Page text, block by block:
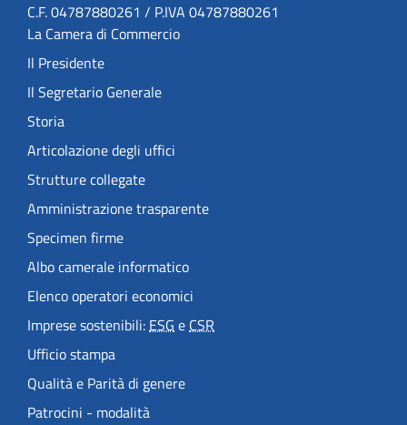
C.F. 04787880261 / P.IVA 04787880261
La Camera di Commercio
Il Presidente
Il Segretario Generale
Storia
Articolazione degli uffici
Strutture collegate
Amministrazione trasparente
Specimen firme
Albo camerale informatico
Elenco operatori economici
Imprese sostenibili:ESGeCSR
Ufficio stampa
Qualità e Parità di genere
Patrocini - modalità